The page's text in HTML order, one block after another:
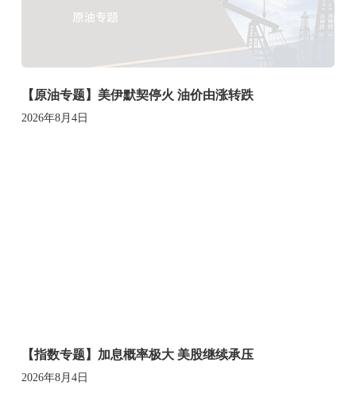
【原油专题】美伊默契停火 油价由涨转跌
2026年8月4日
【指数专题】加息概率极大 美股继续承压
2026年8月4日